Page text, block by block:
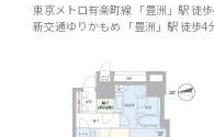
東京メトロ有楽町線 「豊洲」駅 徒
新交通ゆりかもめ 「豊洲」駅 徒歩4